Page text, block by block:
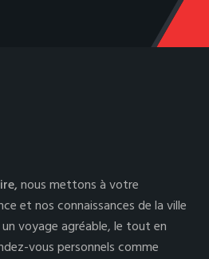
nous mettons à votre
et nos connaissances de la ville
voyage agréable, le tout en
vous personnels comme